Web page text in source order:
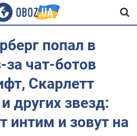
попал в
за чат-ботов
Скарлетт
других звезд:
интим и зовут на